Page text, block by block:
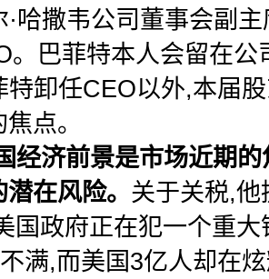
·哈撒韦公司董事会副
。巴菲特本人会留在公
特卸任CEO以外,本届
点。
经济前景是市场近期
在风险。 关于关税,他
国政府正在犯一个重
满,而美国3亿人却在